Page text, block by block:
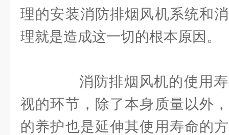
理的安装消防排烟风机系统和
理就是造成这一切的根本原因。
消防排烟风机的使用寿
视的环节，除了本身质量以外
的养护也是延伸其使用寿命的